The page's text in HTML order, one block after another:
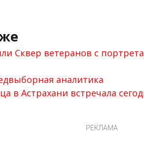
Сквер ветеранов с
аналитика
в Астрахани встречала
РЕКЛАМА